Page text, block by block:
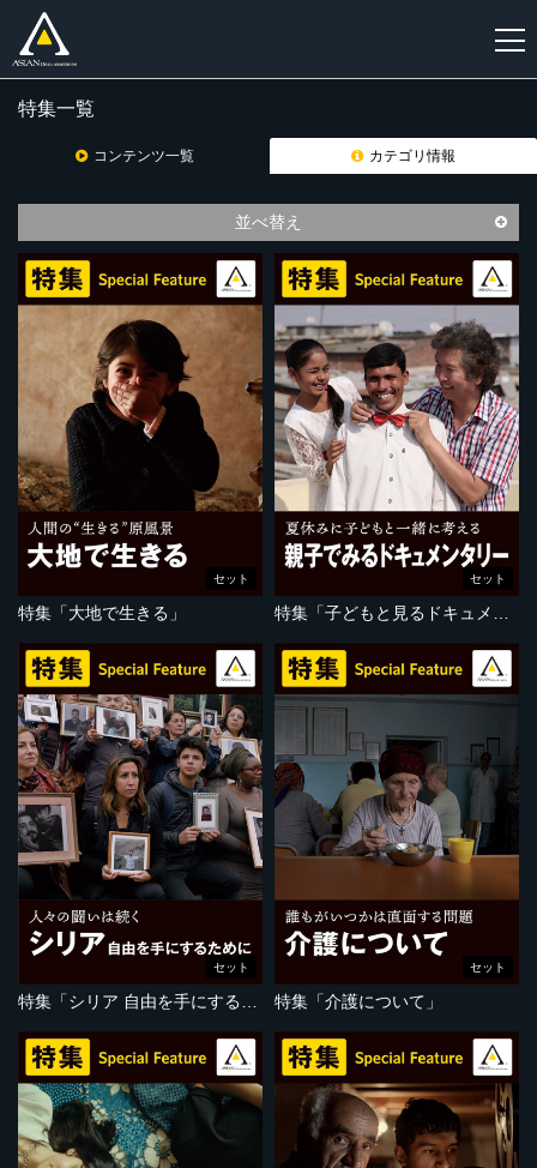
登
特集一覧
コンテンツ一覧 カテゴリ情報
並べ替え
セット
特集「大地で生きる」
セット
セット セット
特集「介護について」